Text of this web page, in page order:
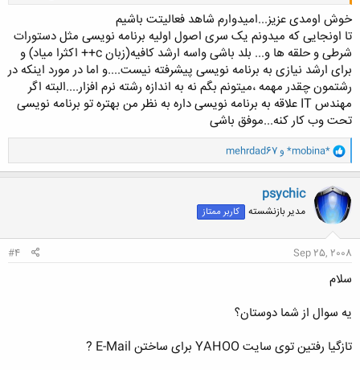
خوش اومدی عزیز...امیدوارم شاهد فعالیتت باشیم
تا اونجایی که میدونم یک سری اصول اولیه برنامه نویسی مثل دستورات
شرطی و حلقه ها و... بلد باشی واسه ارشد کافیه(زبان c++ اکثرا میاد) و
برای ارشد نیازی به برنامه نویسی پیشرفته نیست....و اما در مورد اینکه در
رشتمون چقدر مهمه ،میتونم بگم نه به اندازه رشته نرم افزار....البته اگر
مهندس IT علاقه به برنامه نویسی داره به نظر من بهتره تو برنامه نویسی
تحت وب کار کنه...موفق باشی
و
ا
ک
ن
ش
ه
ا
*mobina* و mehrdad67
psychic
مدیر بازنشسته کاربر ممتاز
Sep 25, 2008
#4
سلام
یه سوال از شما دوستان؟
تازگیا رفتین توی سایت YAHOO برای ساختن E-Mail ?